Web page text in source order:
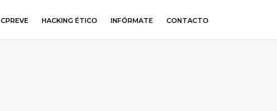
CPREVE HACKING ÉTICO INFÓRMATE CONTACTO